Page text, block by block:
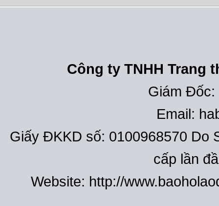
Công ty TNHH Trang
Giám Đốc:
Email:
Giấy ĐKKD số: 0100968570 Do
cấp lần
Website: http://